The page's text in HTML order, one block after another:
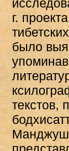
г.
было
текстов,